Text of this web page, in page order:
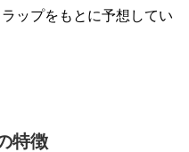
ップをもとに予想してい
特徴